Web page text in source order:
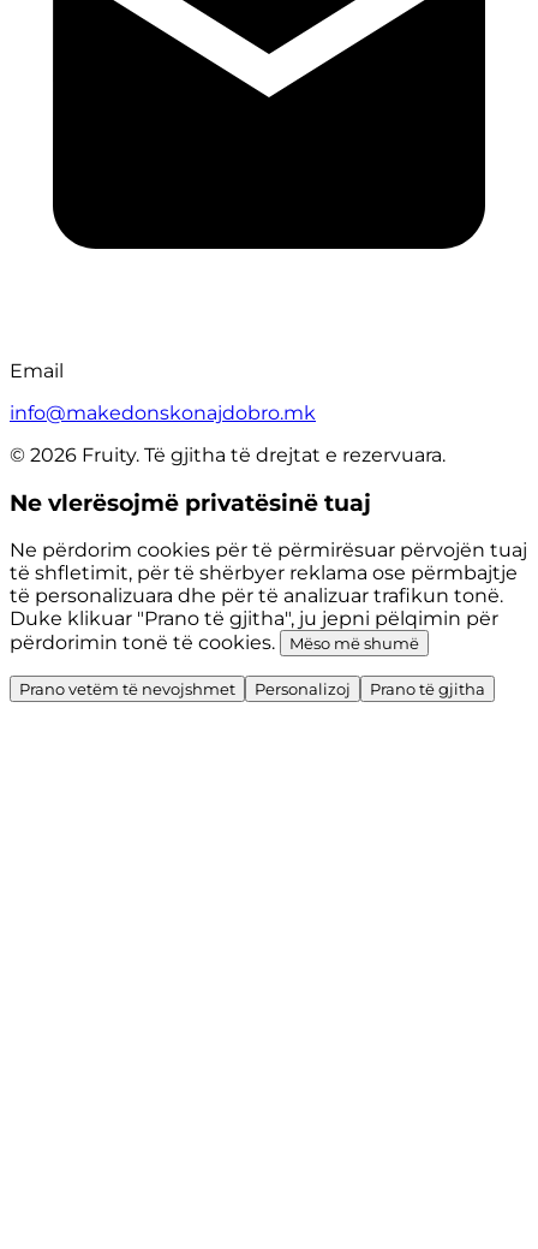
Email
info@makedonskonajdobro.mk
© 2026 Fruity. Të gjitha të drejtat e rezervuara.
Ne vlerësojmë privatësinë tuaj
Ne përdorim cookies për të përmirësuar përvojën tuaj
të shfletimit, për të shërbyer reklama ose përmbajtje
të personalizuara dhe për të analizuar trafikun tonë.
Duke klikuar "Prano të gjitha", ju jepni pëlqimin për
përdorimin tonë të cookies.
Mëso më shumë
Prano vetëm të nevojshmet Personalizoj Prano të gjitha